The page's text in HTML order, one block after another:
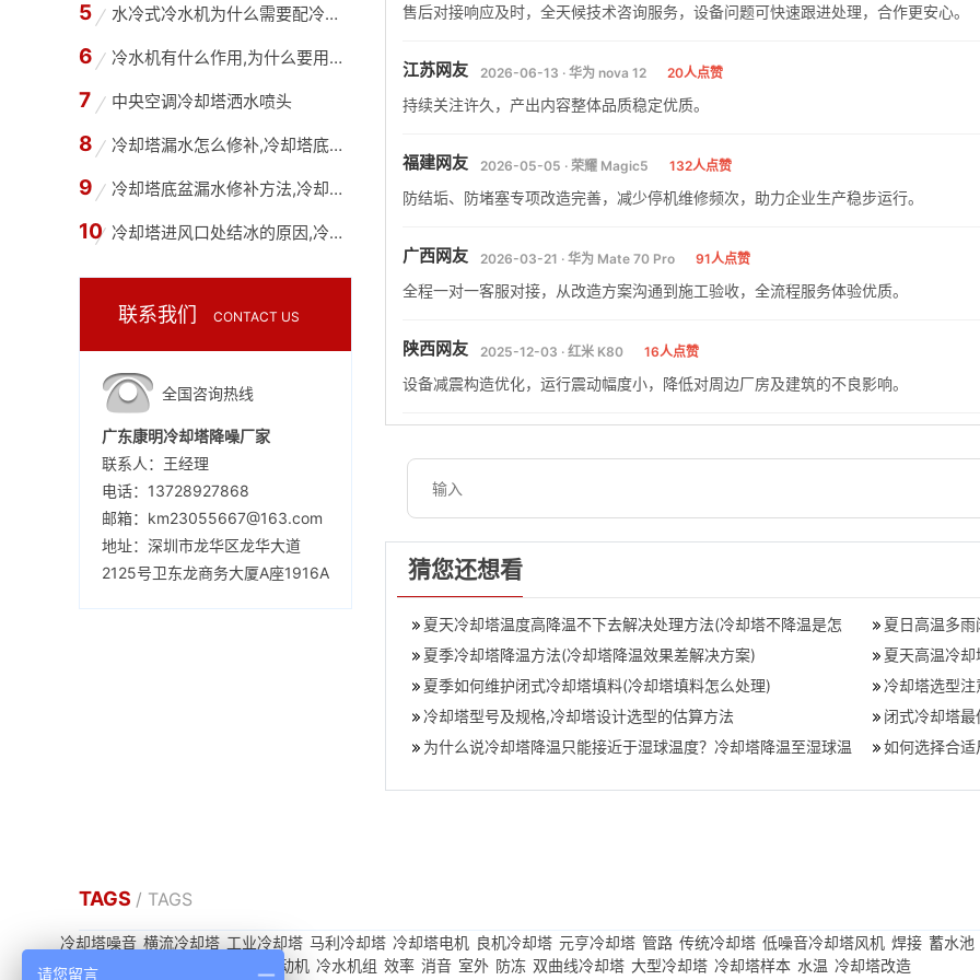
水冷式冷水机为什么需要配冷却塔,冷水机和冷却
冷水机有什么作用,为什么要用冷水机？
中央空调冷却塔洒水喷头
冷却塔漏水怎么修补,冷却塔底部漏水用什么胶水
冷却塔底盆漏水修补方法,冷却塔底盘为什么会漏
冷却塔进风口处结冰的原因,冷却塔进风口处结冰
联系我们 CONTACT US
全国咨询热线
广东康明冷却塔降噪厂家
联系人：王经理
电话：13728927868
邮箱：km23055667@163.com
地址：深圳市龙华区龙华大道
2125号卫东龙商务大厦A座1916A
售后对接响应及时，全天候技术咨询服务，设备问题可快速跟进处理，合作更安心。
江苏网友 2026-06-13 · 华为 nova 12 20人点赞
持续关注许久，产出内容整体品质稳定优质。
福建网友 2026-05-05 · 荣耀 Magic5 132人点赞
防结垢、防堵塞专项改造完善，减少停机维修频次，助力企业生产稳步运行。
广西网友 2026-03-21 · 华为 Mate 70 Pro 91人点赞
全程一对一客服对接，从改造方案沟通到施工验收，全流程服务体验优质。
陕西网友 2025-12-03 · 红米 K80 16人点赞
设备减震构造优化，运行震动幅度小，降低对周边厂房及建筑的不良影响。
猜您还想看
夏天冷却塔温度高降温不下去解决处理方法(冷却塔不降温是怎
夏日高温多
夏季冷却塔降温方法(冷却塔降温效果差解决方案)
夏天高温冷
夏季如何维护闭式冷却塔填料(冷却塔填料怎么处理)
冷却塔选型
冷却塔型号及规格,冷却塔设计选型的估算方法
闭式冷却塔
冷
为什么说冷却塔降温只能接近于湿球温度？冷却塔降温至湿球温
如何选择合
TAGS / TAGS
冷却塔噪音 横流冷却塔 工业冷却塔 马利冷却塔 冷却塔电机 良机冷却塔 元亨冷却塔 管路 传统冷却塔 低噪音冷却塔风机 焊接 蓄水池
凉水塔维修
电动机 冷水机组 效率 消音 室外 防冻 双曲线冷却塔 大型冷却塔 冷却塔样本 水温 冷却塔改造
请您留言